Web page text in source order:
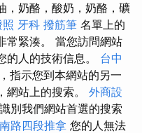
，奶酪，酸奶，奶酪，礦
牙科 撥筋筆 名單上的
常緊湊。 當您訪問網站
的人的技術信息。 台中
指示您到本網站的另一
網站上的搜索。 外商設
別我們網站首選的搜索
路四段推拿 您的人無法